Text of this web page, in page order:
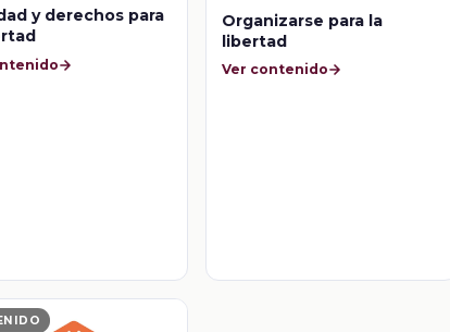
y derechos para
Organizarse para la
libertad
Ver contenido